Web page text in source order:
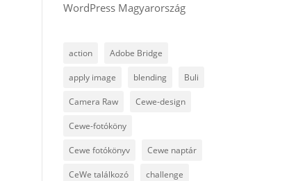
WordPress Magyarország
action Adobe Bridge
apply image blending Buli
Camera Raw Cewe-design
Cewe-fotóköny
Cewe fotókönyv Cewe naptár
CeWe találkozó challenge